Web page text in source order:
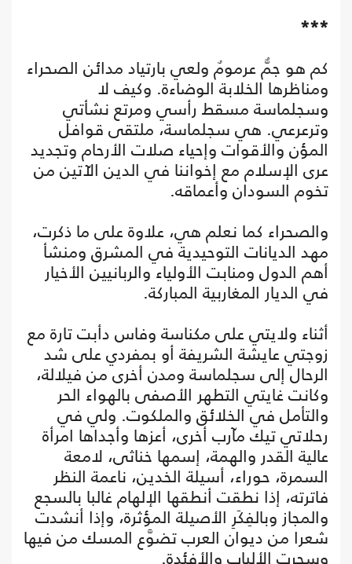
***
كم هو جمٌّ عرمومٌ ولعي بارتياد مدائن الصحراء
ومناظرها الخلابة الوضاءة. وكيف لا
وسجلماسة مسقط رأسي ومرتع نشأتي
وترعرعي. هي سجلماسة، ملتقى قوافل
المؤن والأقوات وإحياء صلات الأرحام وتجديد
عرى الإسلام مع إخواننا في الدين الآتين من
تخوم السودان وأعماقه.
والصحراء كما نعلم هي، علاوة على ما ذكرت،
مهد الديانات التوحيدية في المشرق ومنشأ
أهم الدول ومنابت الأولياء والربانيين الأخيار
في الديار المغاربية المباركة.
أثناء ولايتي على مكناسة وفاس دأبت تارة مع
زوجتي عايشة الشريفة أو بمفردي على شد
الرحال إلى سجلماسة ومدن أخرى من فيلالة،
وكانت غايتي التطهر الأصفى بالهواء الحر
والتأمل في الخلائق والملكوت. ولي في
رحلاتي تيك مآرب أخرى، أعزها وأجداها امرأة
عالية القدر والهمة، إسمها خناثى، لامعة
السمرة، حوراء، أسيلة الخدين، ناعمة النظر
فاترته، إذا نطقت أنطقها الإلهام غالبا بالسجع
والمجاز وبالفِكَرِ الأصيلة المؤثرة، وإذا أنشدت
شعرا من ديوان العرب تضوَّع المسك من فيها
وسحرت الألباب والأفئدة.